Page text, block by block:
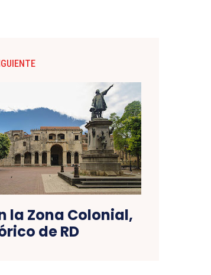
la Zona Colonial,
de RD